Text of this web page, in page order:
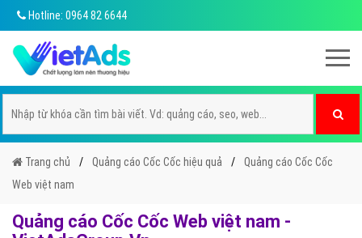
Hotline: 0964 82 6644
Trang chủ Quảng cáo Cốc Cốc hiệu quả
Quảng cáo Cốc Cốc
Web việt nam
Quảng cáo Cốc Cốc Web việt nam -